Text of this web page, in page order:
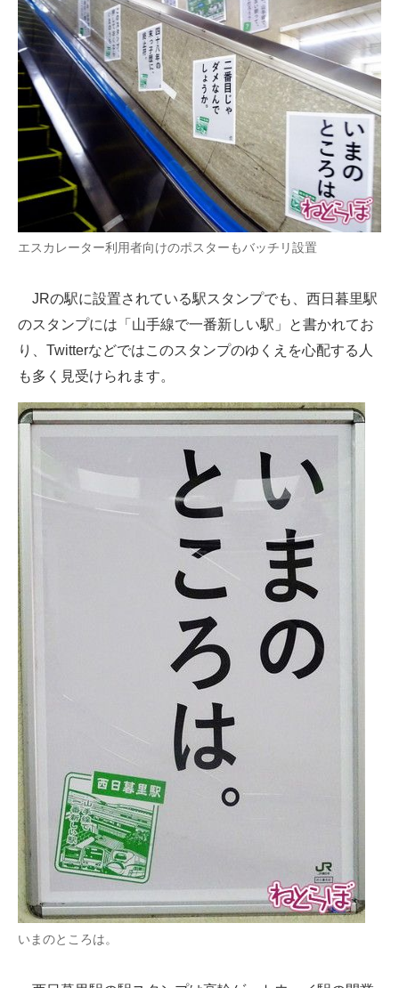
エスカレーター利用者向けのポスターもバッチリ設置
JRの駅に設置されている駅スタンプでも、西日暮里駅
のスタンプには「山手線で一番新しい駅」と書かれてお
り、Twitterなどではこのスタンプのゆくえを心配する人
も多く見受けられます。
いまのところは。